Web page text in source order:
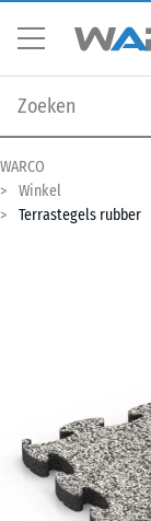
WARCO
Winkel
Terrastegels rubber